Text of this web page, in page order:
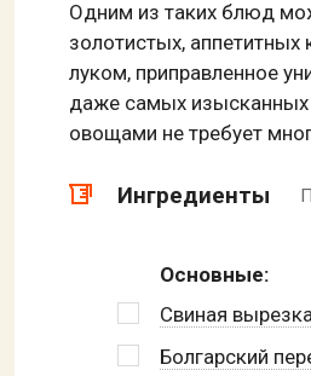
Одним из таких блюд
золотистых,
луком, приправленное
даже самых изысканных
овощами не требует
Ингредиенты
Основные:
Свиная
Болгарский